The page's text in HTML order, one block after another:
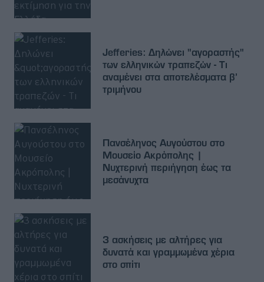
Jefferies: Δηλώνει "αγοραστής"
των ελληνικών τραπεζών - Τι
αναμένει στα αποτελέσματα β’
τριμήνου
Πανσέληνος Αυγούστου στο
Μουσείο Ακρόπολης |
Νυχτερινή περιήγηση έως τα
μεσάνυχτα
3 ασκήσεις με αλτήρες για
δυνατά και γραμμωμένα χέρια
στο σπίτι